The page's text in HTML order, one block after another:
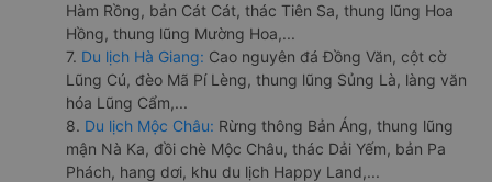
Hàm Rồng, bản Cát Cát, thác Tiên Sa, thung lũng Hoa
Hồng, thung lũng Mường Hoa,...
7. Du lịch Hà Giang: Cao nguyên đá Đồng Văn, cột cờ
Lũng Cú, đèo Mã Pí Lèng, thung lũng Sủng Là, làng văn
hóa Lũng Cẩm,...
8. Du lịch Mộc Châu: Rừng thông Bản Áng, thung lũng
mận Nà Ka, đồi chè Mộc Châu, thác Dải Yếm, bản Pa
Phách, hang dơi, khu du lịch Happy Land,...